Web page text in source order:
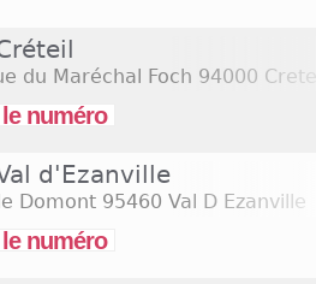
Les magasins Atlas sont
pendant la pause
le lundi matin. Les
exceptionnel. Cliquez sur
du Maréchal Foch 94000
numéro
d'Ezanville
Domont 95460 Val D Ezanville
numéro